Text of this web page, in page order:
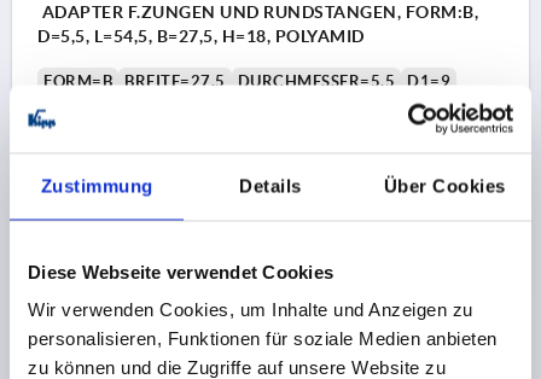
Zustimmung Details Über Cookies
Diese Webseite verwendet Cookies
Wir verwenden Cookies, um Inhalte und Anzeigen zu
personalisieren, Funktionen für soziale Medien anbieten
zu können und die Zugriffe auf unsere Website zu
ADAPTER F.ZUNGEN UND RUNDSTANGEN, FORM:B,
D=5,5, L=54,5, B=27,5, H=18, POLYAMID
FORM=B BREITE=27,5 DURCHMESSER=5,5
D1=9
HÖHE=18
L1=38
PRODUKTDETAILS